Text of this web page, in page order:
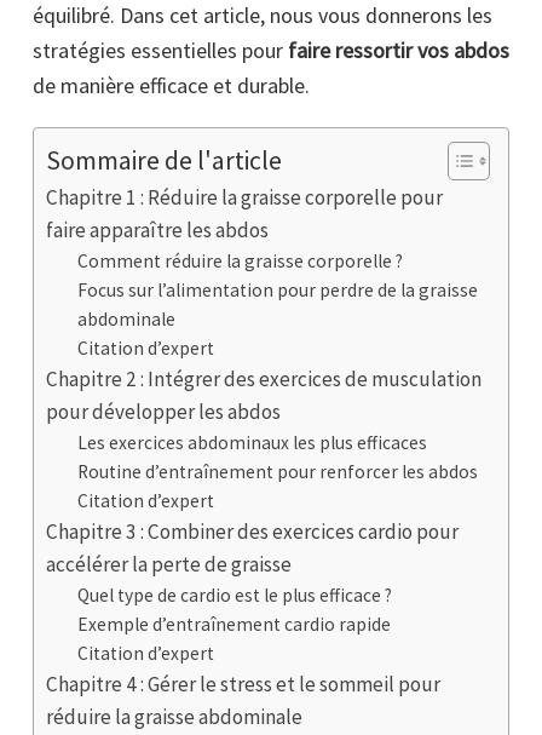
équilibré. Dans cet article, nous vous donnerons les
stratégies essentielles pour faire ressortir vos abdos
de manière efficace et durable.
Sommaire de l'article
Chapitre 1 : Réduire la graisse corporelle pour
faire apparaître les abdos
Comment réduire la graisse corporelle ?
Focus sur l’alimentation pour perdre de la graisse
abdominale
Citation d’expert
Chapitre 2 : Intégrer des exercices de musculation
pour développer les abdos
Les exercices abdominaux les plus efficaces
Routine d’entraînement pour renforcer les abdos
Citation d’expert
Chapitre 3 : Combiner des exercices cardio pour
accélérer la perte de graisse
Quel type de cardio est le plus efficace ?
Exemple d’entraînement cardio rapide
Citation d’expert
Chapitre 4 : Gérer le stress et le sommeil pour
réduire la graisse abdominale